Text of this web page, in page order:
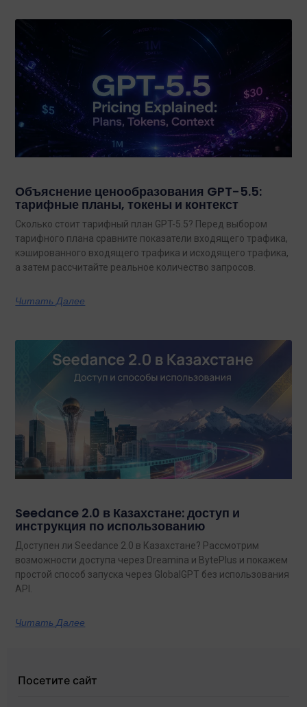
Объяснение ценообразования GPT-5.5:
тарифные планы, токены и контекст
Сколько стоит тарифный план GPT-5.5? Перед выбором
тарифного плана сравните показатели входящего трафика,
кэшированного входящего трафика и исходящего трафика,
а затем рассчитайте реальное количество запросов.
Читать Далее
Seedance 2.0 в Казахстане: доступ и
инструкция по использованию
Доступен ли Seedance 2.0 в Казахстане? Рассмотрим
возможности доступа через Dreamina и BytePlus и покажем
простой способ запуска через GlobalGPT без использования
API.
Читать Далее
Посетите сайт